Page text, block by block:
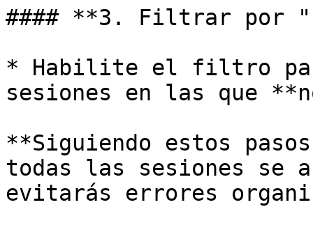
#### **3. Filtrar por
* Habilite el filtro
sesiones en las que
**Siguiendo estos
todas las sesiones se
evitarás errores